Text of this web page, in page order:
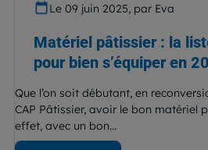
Le 09 juin 2025, par Eva
Matériel pâtissier : la
pour bien s’équiper en
Que l’on soit débutant, en
CAP Pâtissier, avoir le bon matériel
effet, avec un bon...